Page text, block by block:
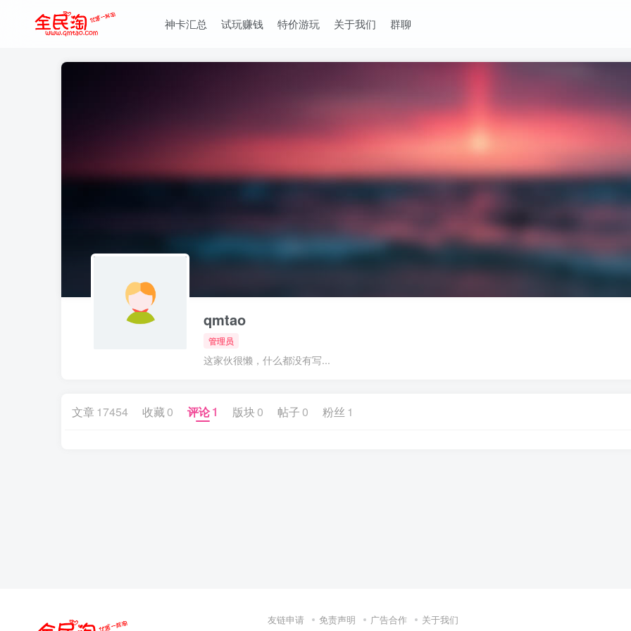
神卡汇总 试玩赚钱 特价游玩 关于我们 群聊
qmtao
管理员
这家伙很懒，什么都没有写...
文章17454 收藏 0 评论1 版块 0 帖子 0 粉丝 1
友链申请 免责声明 广告合作 关于我们